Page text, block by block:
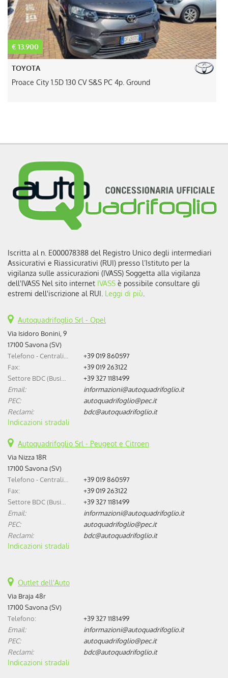
€ 13.900
TOYOTA
Proace City 1.5D 130 CV S&S PC 4p. Ground
Iscritta al n. E000078388 del Registro Unico degli intermediari
Assicurativi e Riassicurativi (RUI) presso l’Istituto per la
vigilanza sulle assicurazioni (IVASS) Soggetta alla vigilanza
dell'IVASS Nel sito internet IVASS è possibile consultare gli
estremi dell'iscrizione al RUI. Leggi di più
Autoquadrifoglio Srl - Opel
Via Isidoro Bonini, 9
17100 Savona (SV)
+39 019 860597
Fax:
+39 019 263122
+39 327 1181499
Email:
informazioni@autoquadrifoglio.it
PEC:
autoquadrifoglio@pec.it
Reclami:
bdc@autoquadrifoglio.it
Indicazioni stradali
Autoquadrifoglio Srl - Peugeot e Citroen
Via Nizza 18R
17100 Savona (SV)
+39 019 860597
Fax:
+39 019 263122
+39 327 1181499
Email:
informazioni@autoquadrifoglio.it
PEC:
autoquadrifoglio@pec.it
Reclami:
bdc@autoquadrifoglio.it
Indicazioni stradali
Outlet dell'Auto
Via Braja 48r
17100 Savona (SV)
Telefono:
+39 327 1181499
Email:
informazioni@autoquadrifoglio.it
PEC:
autoquadrifoglio@pec.it
Reclami:
bdc@autoquadrifoglio.it
Indicazioni stradali